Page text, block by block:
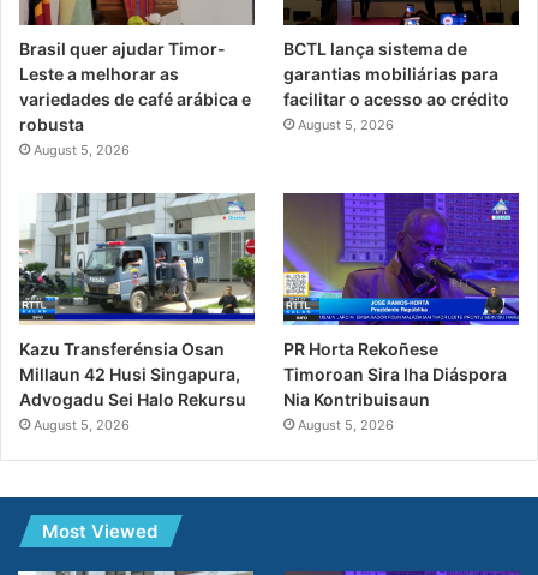
Brasil quer ajudar Timor-
Leste a melhorar as
variedades de café arábica e
robusta
August 5, 2026
BCTL lança sistema de
garantias mobiliárias para
facilitar o acesso ao crédito
August 5, 2026
Kazu Transferénsia Osan
Millaun 42 Husi Singapura,
Advogadu Sei Halo Rekursu
August 5, 2026
PR Horta Rekoñese
Timoroan Sira Iha Diáspora
Nia Kontribuisaun
August 5, 2026
Most Viewed